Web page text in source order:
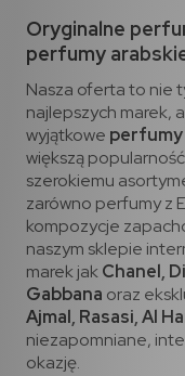
Oryginalne
perfumy
Nasza oferta to nie
najlepszych marek,
wyjątkowe perfumy
większą
szerokiemu
zarówno perfumy z
kompozycje
naszym sklepie
marek jakChanel,
Gabbana oraz
Ajmal, Rasasi,Al
niezapomniane,
okazję.